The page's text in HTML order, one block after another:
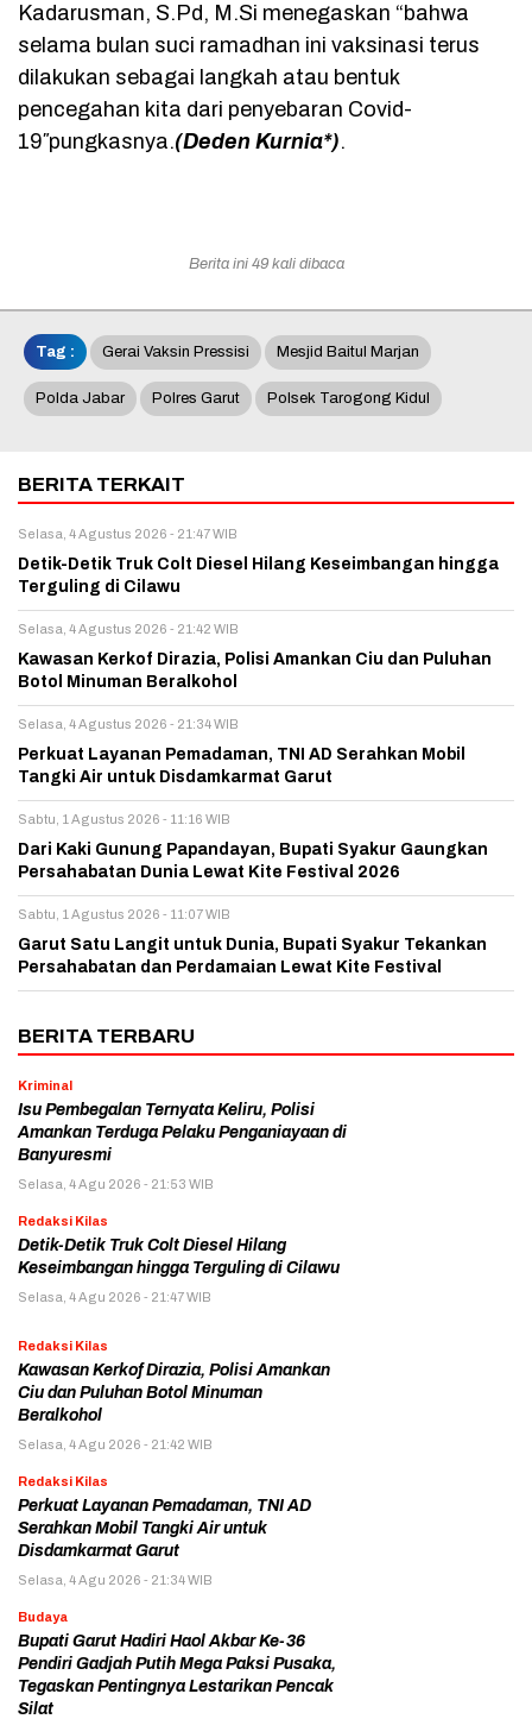
Kadarusman, S.Pd, M.Si menegaskan “bahwa
selama bulan suci ramadhan ini vaksinasi terus
dilakukan sebagai langkah atau bentuk
pencegahan kita dari penyebaran Covid-
19″pungkasnya.(Deden Kurnia*).
Berita ini 49 kali dibaca
Tag : Gerai Vaksin Pressisi Mesjid Baitul Marjan
Polda Jabar Polres Garut Polsek Tarogong Kidul
BERITA TERKAIT
Selasa, 4 Agustus 2026 - 21:47 WIB
Detik-Detik Truk Colt Diesel Hilang Keseimbangan hingga
Terguling di Cilawu
Selasa, 4 Agustus 2026 - 21:42 WIB
Kawasan Kerkof Dirazia, Polisi Amankan Ciu dan Puluhan
Botol Minuman Beralkohol
Selasa, 4 Agustus 2026 - 21:34 WIB
Perkuat Layanan Pemadaman, TNI AD Serahkan Mobil
Tangki Air untuk Disdamkarmat Garut
Sabtu, 1 Agustus 2026 - 11:16 WIB
Dari Kaki Gunung Papandayan, Bupati Syakur Gaungkan
Persahabatan Dunia Lewat Kite Festival 2026
Sabtu, 1 Agustus 2026 - 11:07 WIB
Garut Satu Langit untuk Dunia, Bupati Syakur Tekankan
Persahabatan dan Perdamaian Lewat Kite Festival
BERITA TERBARU
Kriminal
Isu Pembegalan Ternyata Keliru, Polisi
Amankan Terduga Pelaku Penganiayaan di
Banyuresmi
Selasa, 4 Agu 2026 - 21:53 WIB
Redaksi Kilas
Detik-Detik Truk Colt Diesel Hilang
Keseimbangan hingga Terguling di Cilawu
Selasa, 4 Agu 2026 - 21:47 WIB
Redaksi Kilas
Kawasan Kerkof Dirazia, Polisi Amankan
Ciu dan Puluhan Botol Minuman
Beralkohol
Selasa, 4 Agu 2026 - 21:42 WIB
Redaksi Kilas
Perkuat Layanan Pemadaman, TNI AD
Serahkan Mobil Tangki Air untuk
Disdamkarmat Garut
Selasa, 4 Agu 2026 - 21:34 WIB
Budaya
Bupati Garut Hadiri Haol Akbar Ke-36
Pendiri Gadjah Putih Mega Paksi Pusaka,
Tegaskan Pentingnya Lestarikan Pencak
Silat